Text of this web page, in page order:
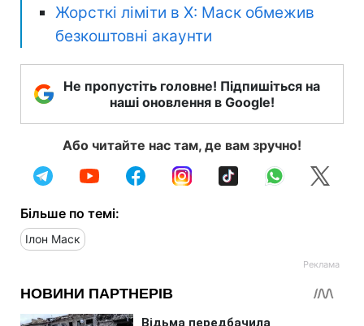
Жорсткі ліміти в X: Маск обмежив
безкоштовні акаунти
Не пропустіть головне! Підпишіться на
наші оновлення в Google!
Або читайте нас там, де вам зручно!
Більше по темі:
Ілон Маск